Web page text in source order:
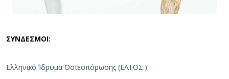
ΣΥΝΔΕΣΜΟΙ:
Ελληνικό Ίδρυμα Οστεοπόρωσης (ΕΛ.Ι.ΟΣ.)